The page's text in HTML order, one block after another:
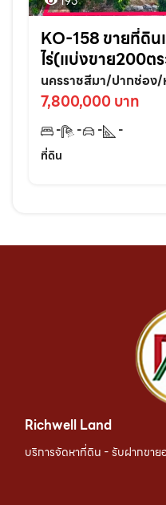
KO-158 ขายที่ดิน
ไร่(แบ่งขาย200ต
อ.ปากช่อง จ.นครร
นครราชสีมา/ปากช่อง
7,800,000 บาท
- - -
-
ที่ดิน
Richwell Land
บริการจัดหาที่ดิน - รับฝากขาย